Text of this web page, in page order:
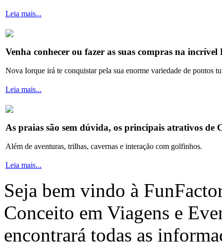
Leia mais...
Venha conhecer ou fazer as suas compras na
Nova Iorque irá te conquistar pela sua enorme variedade de pontos
Leia mais...
As praias são sem dúvida, os principais atrativos de
Além de aventuras, trilhas, cavernas e interação com golfinhos.
Leia mais...
Seja bem vindo à
Conceito em Viagens e
encontrará todas as